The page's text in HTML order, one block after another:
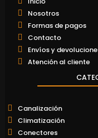
Nosotros
Formas de pagos
Contacto
Envíos y
Atención al cliente
Canalización
Climatización
Conectores